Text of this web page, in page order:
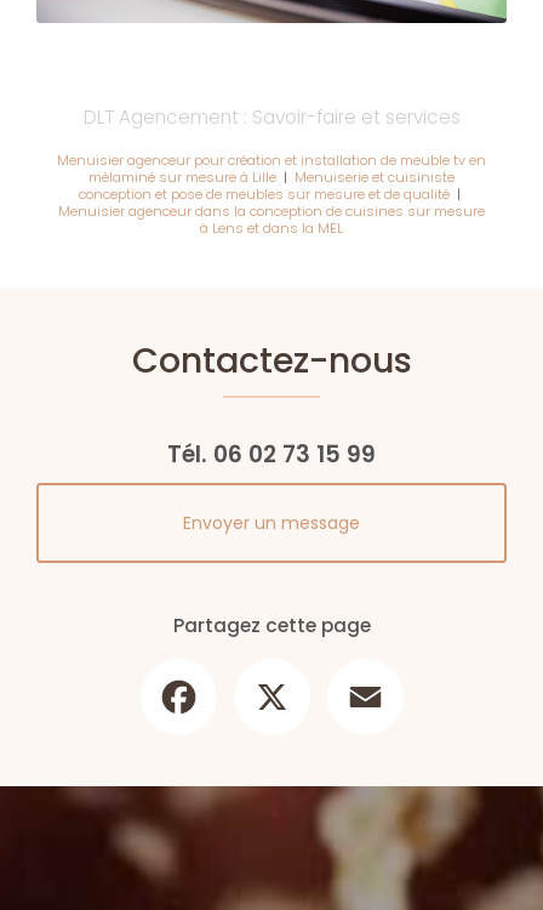
DLT Agencement : Savoir-faire et services
Menuisier agenceur pour création et installation de meuble tv en
mélaminé sur mesure à Lille | Menuiserie et cuisiniste
conception et pose de meubles sur mesure et de qualité |
Menuisier agenceur dans la conception de cuisines sur mesure
à Lens et dans la MEL
Contactez-nous
Tél. 06 02 73 15 99
Envoyer un message
Partagez cette page